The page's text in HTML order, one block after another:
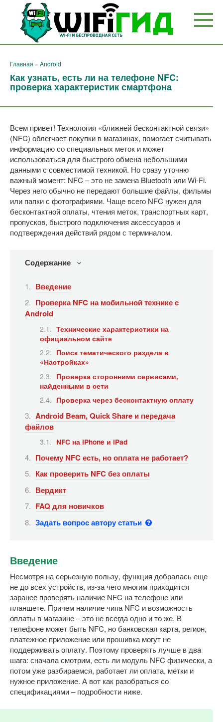
Перейти
контенту
Главная » Android
Как узнать, есть ли на телефоне NFC:
проверка характеристик смартфона
Всем привет! Технология «ближней бесконтактной связи»
(NFC) облегчает покупки в магазинах, помогает считывать
информацию со специальных меток и может
использоваться для быстрого обмена небольшими
данными с совместимой техникой. Но сразу уточню
важный момент: NFC – это не замена Bluetooth или Wi-Fi.
Через него обычно не передают большие файлы, фильмы
или папки с фотографиями. Чаще всего NFC нужен для
бесконтактной оплаты, чтения меток, транспортных карт,
пропусков, быстрого подключения аксессуаров и
подтверждения действий рядом с терминалом.
Содержание
Введение
Проверка NFC на мобильной технике с
Android
Технические характеристики на
официальном сайте
Поиск тематического раздела в
«Настройках»
Проверка сторонними сервисами,
найденными в сети
Проверка через бесконтактную оплату
Android Beam, Quick Share и передача
файлов
NFC на iPhone и iPad
Почему NFC есть, но оплата не работает?
Как проверить NFC без оплаты
Вердикт
FAQ для новичков
Задать вопрос автору статьи
Введение
Несмотря на серьезную пользу, функция добралась еще
не до всех устройств, из-за чего многим приходится
заранее проверять наличие NFC на телефоне или
планшете. Причем наличие чипа NFC и возможность
оплаты в магазине – это не всегда одно и то же. В
телефоне может быть NFC, но банковская карта, регион,
платежное приложение или прошивка могут не
поддерживать оплату. Поэтому проверять лучше в два
шага: сначала смотрим, есть ли модуль NFC физически, а
потом уже разбираемся, работает ли оплата, метки и
нужное приложение. А вот как разобраться со
спецификациями – подробности ниже.